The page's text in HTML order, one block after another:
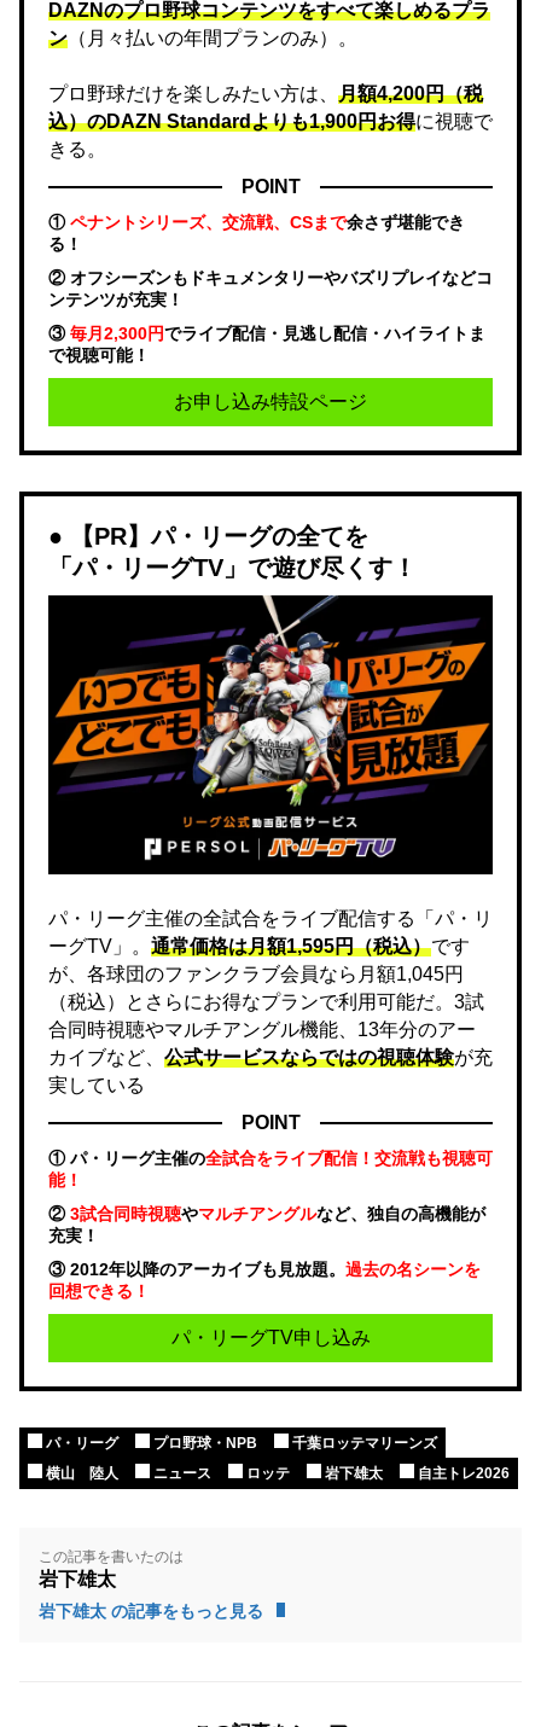
DAZNのプロ野球コンテンツをすべて楽しめるプラ
ン （月々払いの年間プランのみ）。
プロ野球だけを楽しみたい方は、 月額4,200円（税
込）のDAZN Standard​よりも1,900円お得に視聴で
きる。
POINT
①ペナントシリーズ、交流戦、CSまで余さず堪能でき
る！
② オフシーズンもドキュメンタリーやバズリプレイなどコ
ンテンツが充実！
③毎月2,300円でライブ配信・見逃し配信・ハイライトま
で視聴可能！
お申し込み特設ページ
【PR】パ・リーグの全てを
「パ・リーグTV」で遊び尽くす！
パ・リーグ主催の全試合をライブ配信する「パ・リ
ーグTV」。 通常価格は月額1,595円（税込）です
が、各球団のファンクラブ会員なら月額1,045円
（税込）とさらにお得なプランで利用可能だ。3試
合同時視聴やマルチアングル機能、13年分のアー
カイブなど、 公式サービスならではの視聴体験が充
実している
POINT
① パ・リーグ主催の全試合をライブ配信！交流戦も視聴可
能！
②3試合同時視聴やマルチアングルなど、独自の高機能が
充実！
③ 2012年以降のアーカイブも見放題。 過去の名シーンを
回想できる！
パ・リーグTV申し込み
パ・リーグ プロ野球・NPB
千葉ロッテマリーンズ
横山 陸人
ニュース ロッテ 岩下雄太 自主トレ2026
この記事を書いたのは
岩下雄太
岩下雄太 の記事をもっと見る